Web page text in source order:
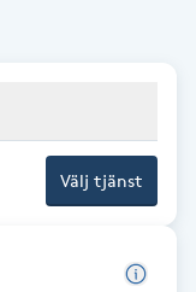
Välj tjänst